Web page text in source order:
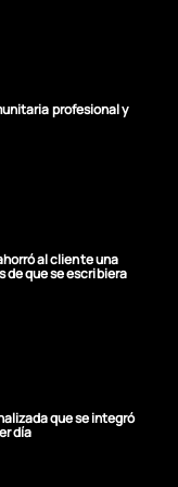
profesional y
al cliente una
de que se escribiera
que se integró
día